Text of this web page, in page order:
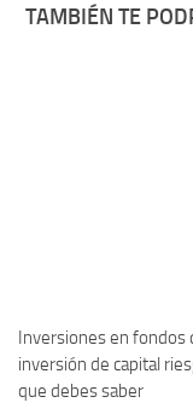
TAMBIÉN TE
Inversiones en fondos
inversión de capital
que debes saber